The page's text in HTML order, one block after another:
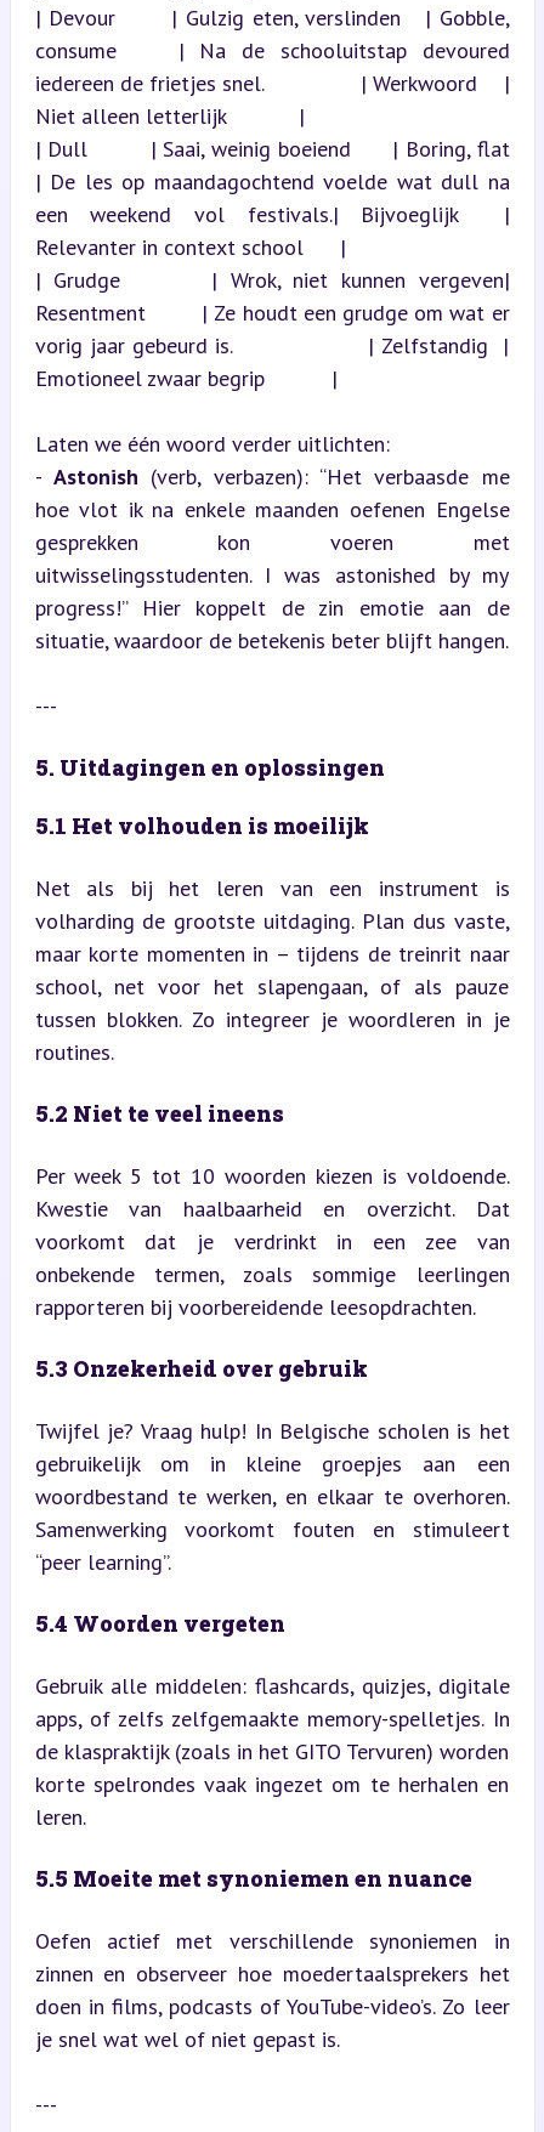
| Devour       | Gulzig eten, verslinden   | Gobble,
consume    | Na de schooluitstap devoured
iedereen de frietjes snel.               | Werkwoord    |
Niet alleen letterlijk            |
| Dull         | Saai, weinig boeiend      | Boring, flat
| De les op maandagochtend voelde wat dull na
een weekend vol festivals.| Bijvoeglijk  |
Relevanter in context school      |
| Grudge       | Wrok, niet kunnen vergeven|
Resentment         | Ze houdt een grudge om wat er
vorig jaar gebeurd is.                  | Zelfstandig  |
Emotioneel zwaar begrip           |
Laten we één woord verder uitlichten:
- Astonish (verb, verbazen): “Het verbaasde me
hoe vlot ik na enkele maanden oefenen Engelse
gesprekken kon voeren met
uitwisselingsstudenten. I was astonished by my
progress!” Hier koppelt de zin emotie aan de
situatie, waardoor de betekenis beter blijft hangen.
---
5. Uitdagingen en oplossingen
5.1 Het volhouden is moeilijk
Net als bij het leren van een instrument is
volharding de grootste uitdaging. Plan dus vaste,
maar korte momenten in – tijdens de treinrit naar
school, net voor het slapengaan, of als pauze
tussen blokken. Zo integreer je woordleren in je
routines.
5.2 Niet te veel ineens
Per week 5 tot 10 woorden kiezen is voldoende.
Kwestie van haalbaarheid en overzicht. Dat
voorkomt dat je verdrinkt in een zee van
onbekende termen, zoals sommige leerlingen
rapporteren bij voorbereidende leesopdrachten.
5.3 Onzekerheid over gebruik
Twijfel je? Vraag hulp! In Belgische scholen is het
gebruikelijk om in kleine groepjes aan een
woordbestand te werken, en elkaar te overhoren.
Samenwerking voorkomt fouten en stimuleert
“peer learning”.
5.4 Woorden vergeten
Gebruik alle middelen: flashcards, quizjes, digitale
apps, of zelfs zelfgemaakte memory-spelletjes. In
de klaspraktijk (zoals in het GITO Tervuren) worden
korte spelrondes vaak ingezet om te herhalen en
leren.
5.5 Moeite met synoniemen en nuance
Oefen actief met verschillende synoniemen in
zinnen en observeer hoe moedertaalsprekers het
doen in films, podcasts of YouTube-video’s. Zo leer
je snel wat wel of niet gepast is.
---